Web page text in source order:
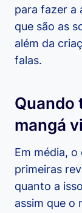
para fazer a
que são as
além da
falas.
Quando
mangá
Em média,
primeiras
quanto a
assim que o